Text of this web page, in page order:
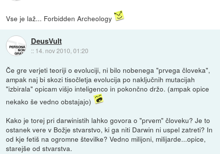
Vse je laž... Forbidden Archeology
DeusVult
:: 14. nov 2010, 01:20
Če gre verjeti teoriji o evoluciji, ni bilo nobenega "prvega človeka",
ampak naj bi skozi tisočletja evolucija po naključnih mutacijah
"izbirala" opicam višjo inteligenco in pokončno držo. (ampak opice
nekako še vedno obstajajo)
Kako je torej pri darwinistih lahko govora o "prvem" človeku? Je to
ostanek vere v Božje stvarstvo, ki ga niti Darwin ni uspel zatreti? In
od kje fetiš na ogromne številke? Vedno milijoni, milijarde...opice,
starejše od stvarstva.